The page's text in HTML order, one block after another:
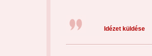
Idézet küldése